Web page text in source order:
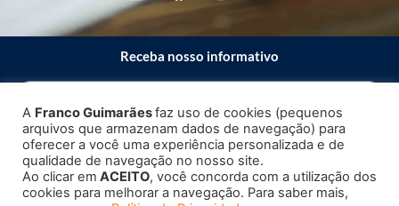
Receba nosso informativo
Enviar
A Franco Guimarãesfaz uso de cookies (pequenos
arquivos que armazenam dados de navegação) para
oferecer a você uma experiência personalizada e de
qualidade de navegação no nosso site.
Ao clicar em ACEITO, você concorda com a utilização dos
cookies para melhorar a navegação. Para saber mais,